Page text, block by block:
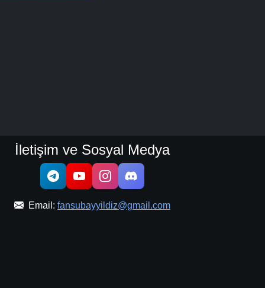
İletişim ve Sosyal Medya
Email: fansubayyildiz@gmail.com